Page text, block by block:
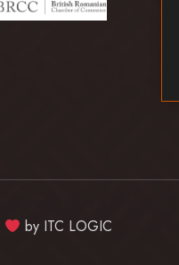
by ITC LOGIC